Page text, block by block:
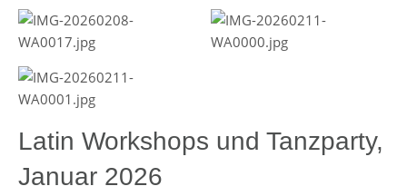
Latin Workshops und Tanzparty,
Januar 2026